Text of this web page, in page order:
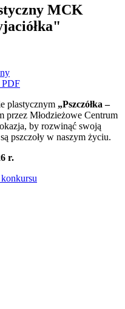
MCK
PDF
plastycznym „Pszczółka –
przez Młodzieżowe Centrum
by rozwinąć swoją
pszczoły w naszym życiu.
r.